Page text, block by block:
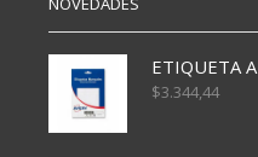
$3.344,44